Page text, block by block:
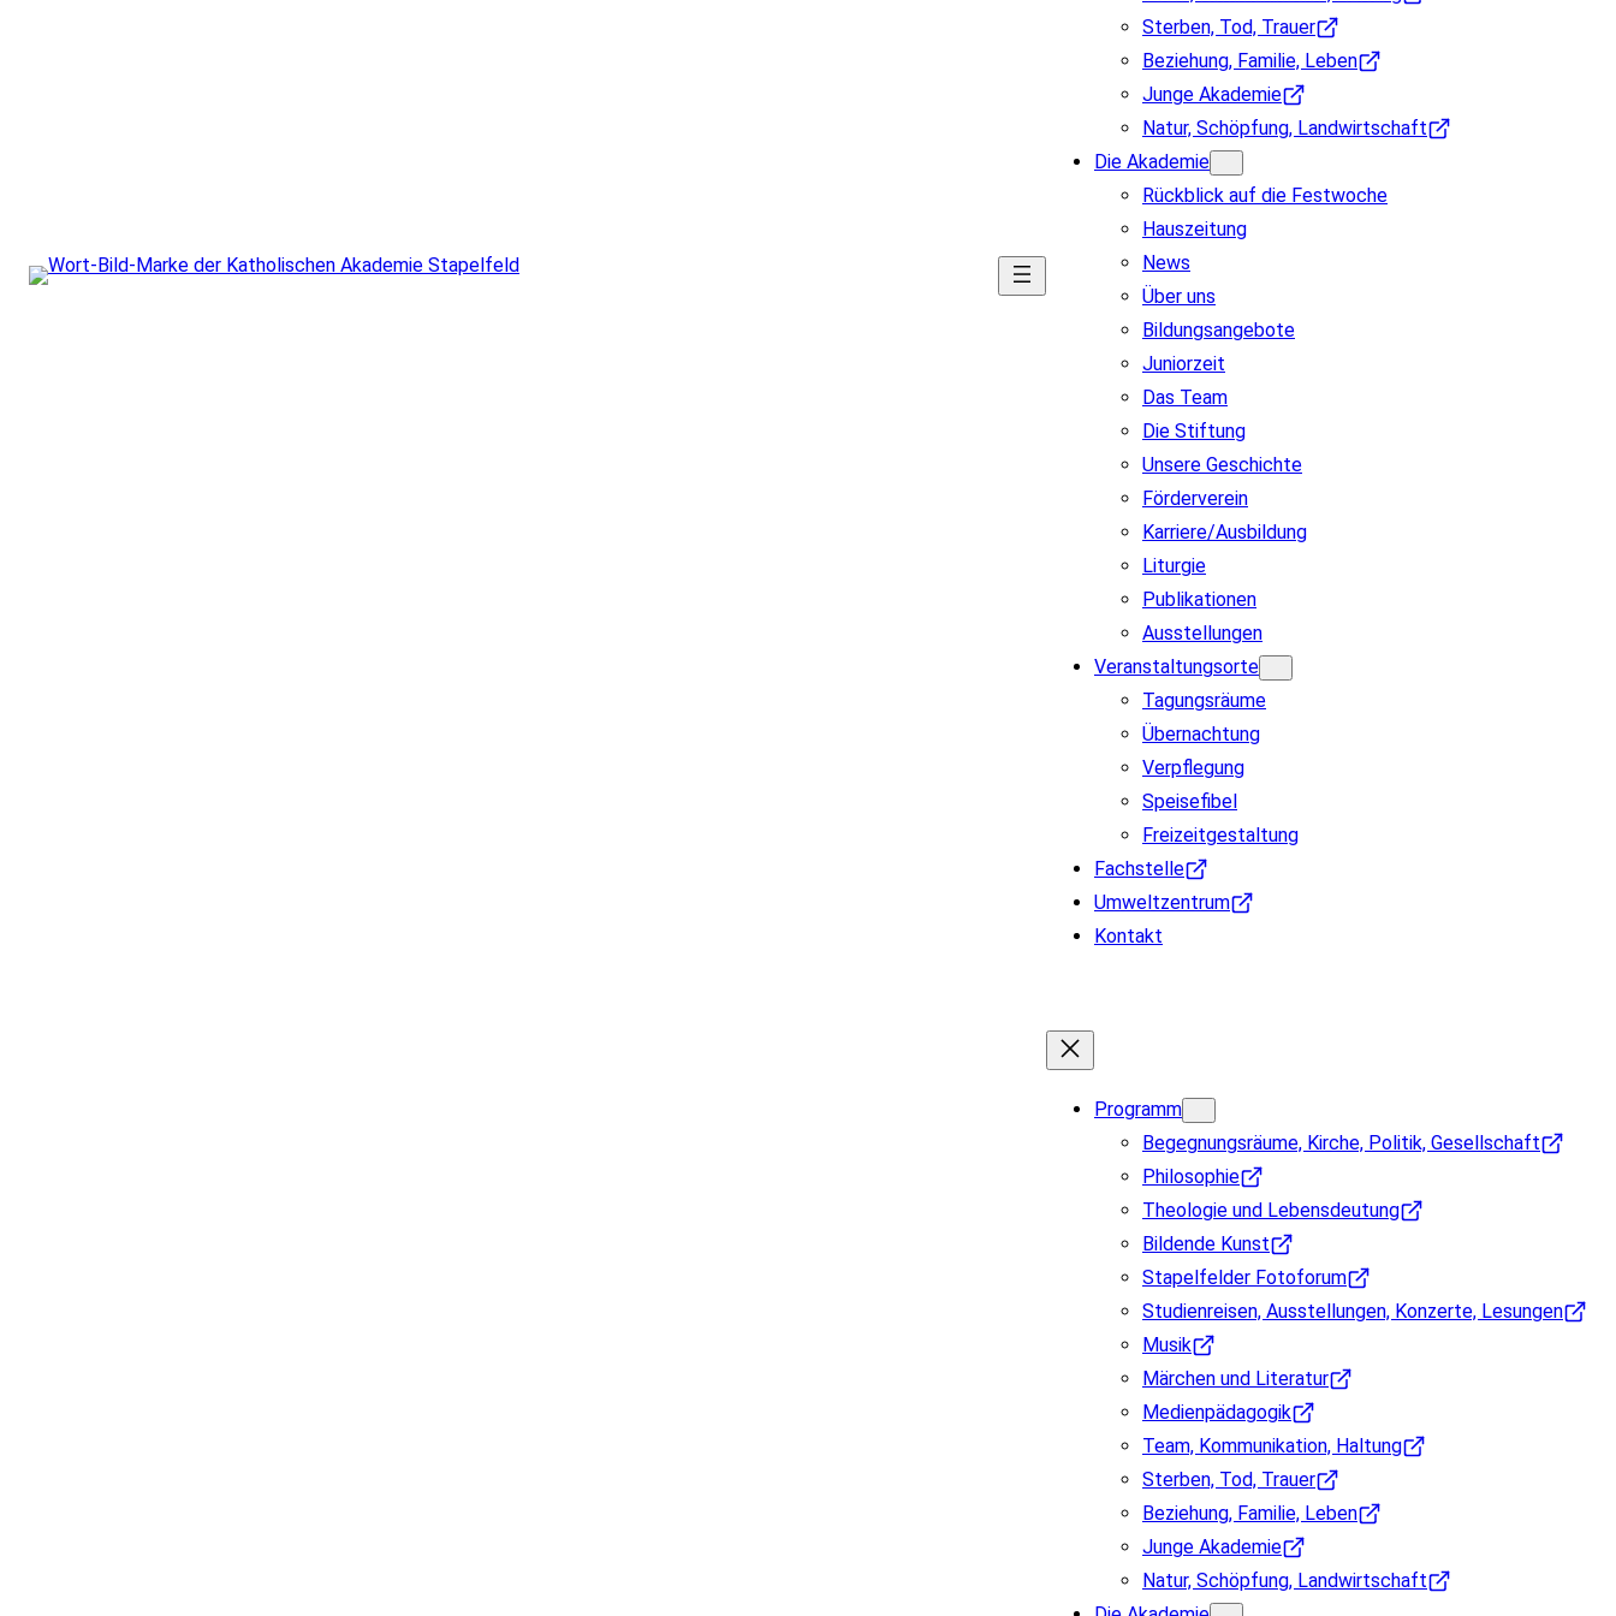
Sterben, Tod, Trauer
Beziehung, Familie, Leben
Junge Akademie
Natur, Schöpfung, Landwirtschaft
Die Akademie
Rückblick auf die Festwoche
Hauszeitung
News
Über uns
Bildungsangebote
Juniorzeit
Das Team
Die Stiftung
Unsere Geschichte
Förderverein
Karriere/Ausbildung
Liturgie
Publikationen
Ausstellungen
Veranstaltungsorte
Tagungsräume
Übernachtung
Verpflegung
Speisefibel
Freizeitgestaltung
Fachstelle
Umweltzentrum
Kontakt
Programm
Begegnungsräume, Kirche, Politik, Gesellschaft
Philosophie
Theologie und Lebensdeutung
Bildende Kunst
Stapelfelder Fotoforum
Studienreisen, Ausstellungen, Konzerte, Lesungen
Musik
Märchen und Literatur
Medienpädagogik
Team, Kommunikation, Haltung
Sterben, Tod, Trauer
Beziehung, Familie, Leben
Junge Akademie
Natur, Schöpfung, Landwirtschaft